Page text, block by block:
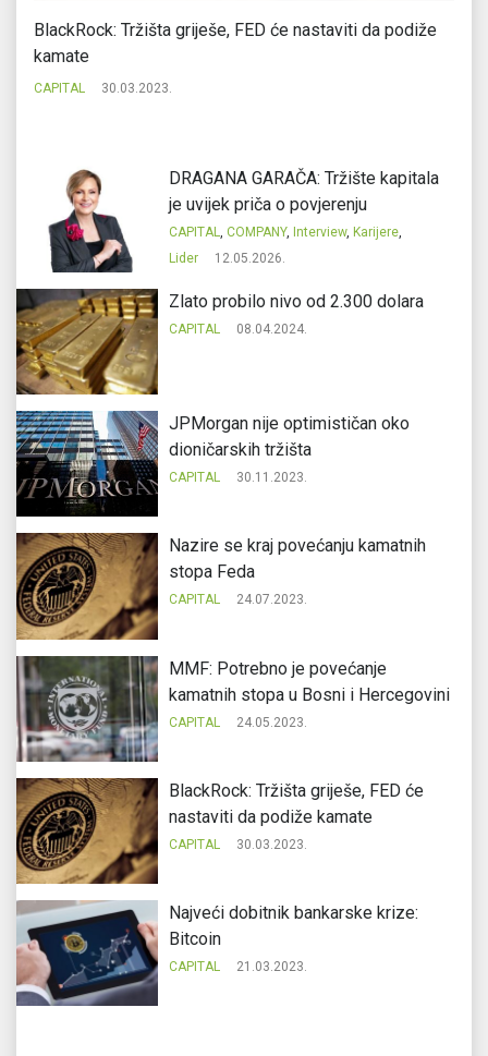
BlackRock: Tržišta griješe, FED će nastaviti da podiže
kamate
CAPITAL 30.03.2023.
DRAGANA GARAČA: Tržište kapitala
je uvijek priča o povjerenju
CAPITAL, COMPANY, Interview, Karijere,
Lider
12.05.2026.
Zlato probilo nivo od 2.300 dolara
CAPITAL 08.04.2024.
JPMorgan nije optimističan oko
dioničarskih tržišta
CAPITAL 30.11.2023.
Nazire se kraj povećanju kamatnih
stopa Feda
CAPITAL 24.07.2023.
MMF: Potrebno je povećanje
kamatnih stopa u Bosni i Hercegovini
CAPITAL 24.05.2023.
BlackRock: Tržišta griješe, FED će
nastaviti da podiže kamate
CAPITAL 30.03.2023.
Najveći dobitnik bankarske krize:
Bitcoin
CAPITAL 21.03.2023.